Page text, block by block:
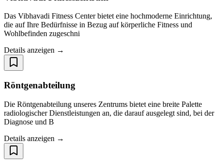
Das Vibhavadi Fitness Center bietet eine hochmoderne Einrichtung,
die auf Ihre Bedürfnisse in Bezug auf körperliche Fitness und
Wohlbefinden zugeschni
Details anzeigen →
Röntgenabteilung
Die Röntgenabteilung unseres Zentrums bietet eine breite Palette
radiologischer Dienstleistungen an, die darauf ausgelegt sind, bei der
Diagnose und B
Details anzeigen →